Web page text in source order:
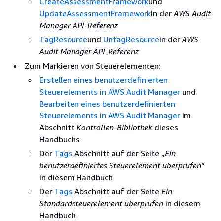
UpdateAssessmentFrameworkin der AWS Audit
Manager API-Referenz
TagResourceund UntagResourcein der AWS
Audit Manager API-Referenz
Zum Markieren von Steuerelementen:
Erstellen eines benutzerdefinierten
Steuerelements in AWS Audit Manager und
Bearbeiten eines benutzerdefinierten
Steuerelements in AWS Audit Manager im
Abschnitt Kontrollen-Bibliothekdieses
Handbuchs
Der Tags Abschnitt auf der Seite „Ein
benutzerdefiniertes Steuerelement überprüfen“
in diesem Handbuch
Der Tags Abschnitt auf der Seite Ein
Standardsteuerelement überprüfen in diesem
Handbuch